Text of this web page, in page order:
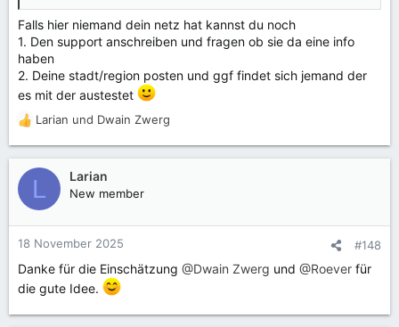
Nach der Lektüre dieses Threads bin ich sehr verunsichert.
Und nachdem ich mit meinem aktuellen Smartphone
(Galaxy A50
) im Sommer 2025 von WinSIM einfach aus
dem VoWifi und VoLTE geworfen wurde und gezwungen
war mir sehr kurzfristig einen anderen Anbieter zu suchen,
möchte ich diesen Aufwand mit seinen Folgekosten ein
zweites Mal unbedingt vermeiden...
Falls jemand bei Lebara oder otelo ist (jeweils prepaid),
oder anderweitig mit Infos helfen kann - vielen Dank
schonmal!
Falls hier niemand dein netz hat kannst du noch
1. Den support anschreiben und fragen ob sie da eine info
haben
2. Deine stadt/region posten und ggf findet sich jemand der
es mit der austestet
R
e
a
k
t
o
n
n
:
Larian und Dwain Zwerg
L Larian
New member
18 November 2025 #148
Danke für die Einschätzung @Dwain Zwerg und @Roever für
die gute Idee.